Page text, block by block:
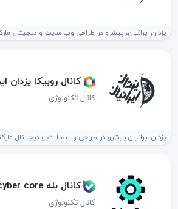
یزدان ایرانیان، پیشرو در طراحی وب سایت و دیجیتال
کانال روبیکا یزدان
کانال تکنولوژی
یزدان ایرانیان پیشرو در طراحی وب سایت و دیجیتال
کانال بله cyber core
کانال تکنولوژی